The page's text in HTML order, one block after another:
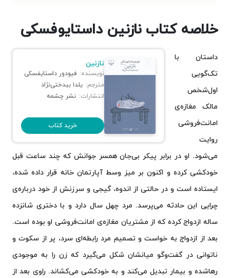
ژانر و سبک نگارش
بازخوردها و نقدهای ادبی و روان‌کاوانه
نظرات خوانندگان درباره‌ی کتاب نازنین
جمع‌بندی
خلاصه کتاب نازنین داستایوفسکی
نازنین
نویسنده: فیودور داستایفسکی
مترجم: یلدا بیدختی‌نژاد
انتشارات: نشر چشمه
خرید کتاب
داستان با
تک‌گویی
اول‌شخص
مالک مغازه‌ی
امانت‌فروشی
روایت
می‌شود. او در برابر پیکر بی‌جان همسر جوانش که چند ساعت قبل
خودکشی کرده و اکنون بر میز وسط آپارتمان خانه قرار داده شده،
ایستاده است و در حالتی از اندوه، گیجی و سرزنش از خود درباره‌ی
چرایی این حادثه می‌پرسد. مرد چهل سال دارد و با دختری شانزده
ساله ازدواج کرده که از مشتریان مغازه‌ی امانت‌فروشی او بوده است.
بعد از ازدواج به خواست و تصمیم مرد رابطه‌ای سرد، پر از سکوت و
ناتوانی در گفت‌وگو میانشان شکل می‌گیرد که زن را به موجودی
رهاشده و بیمار تبدیل می‌کند و به خودکشی می‌کشاند. راوی بعد از